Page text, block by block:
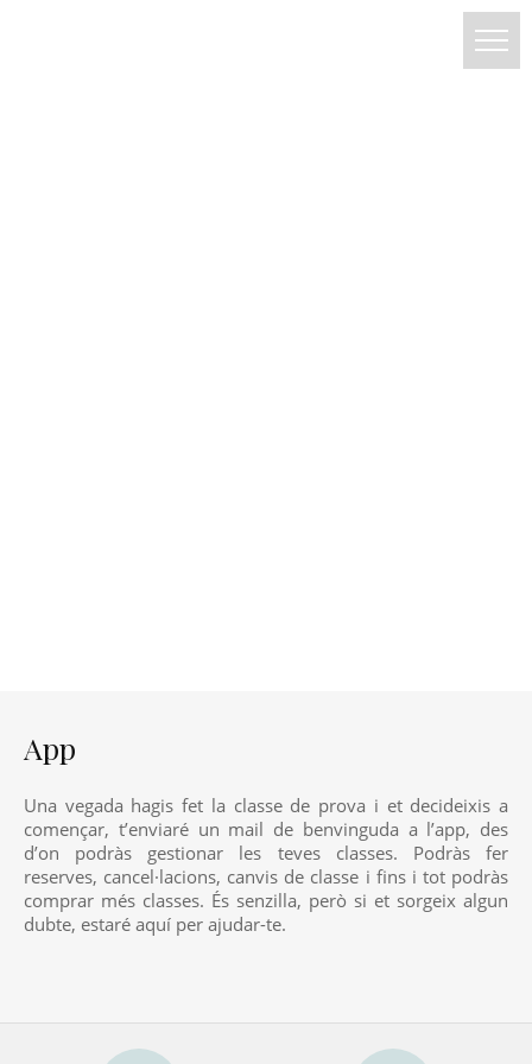
App
Una vegada hagis fet la classe de prova i et decideixis a
començar, t’enviaré un mail de benvinguda a l’app, des
d’on podràs gestionar les teves classes. Podràs fer
reserves, cancel·lacions, canvis de classe i fins i tot podràs
comprar més classes. És senzilla, però si et sorgeix algun
dubte, estaré aquí per ajudar-te.